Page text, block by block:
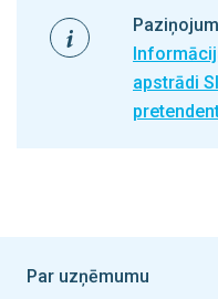
apstrādi
Par uzņēmumu